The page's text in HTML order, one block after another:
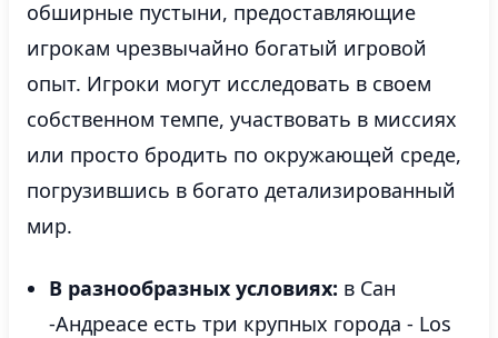
обширные пустыни, предоставляющие
игрокам чрезвычайно богатый игровой
опыт. Игроки могут исследовать в своем
собственном темпе, участвовать в миссиях
или просто бродить по окружающей среде,
погрузившись в богато детализированный
мир.
В разнообразных условиях: в Сан
-Андреасе есть три крупных города - Los